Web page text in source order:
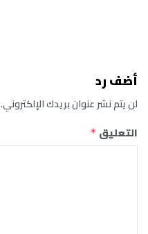
أضف رد
لن يتم نشر عنوان بريدك الإلكتروني.
التعليق *